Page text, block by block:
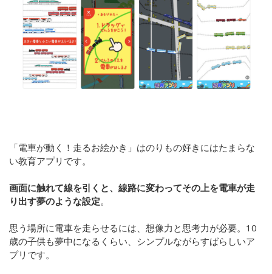
「電車が動く！走るお絵かき」はのりもの好きにはたまらな
い教育アプリです。
画面に触れて線を引くと、線路に変わってその上を電車が走
り出す夢のような設定。
思う場所に電車を走らせるには、想像力と思考力が必要。10
歳の子供も夢中になるくらい、シンプルながらすばらしいア
プリです。